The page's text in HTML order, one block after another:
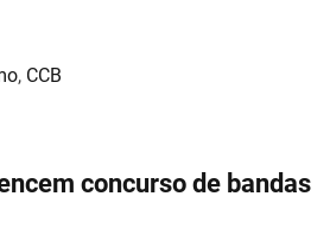
, CCB
concurso de bandas